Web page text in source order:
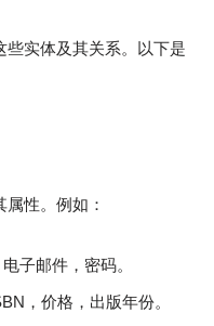
实体及其关系。以下是
性。例如：
子邮件，密码。
，价格，出版年份。